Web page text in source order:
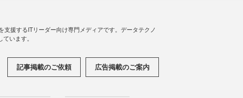
援するITリーダー向け専門メディアです。データテクノ
います。
記事掲載のご依頼 広告掲載のご案内